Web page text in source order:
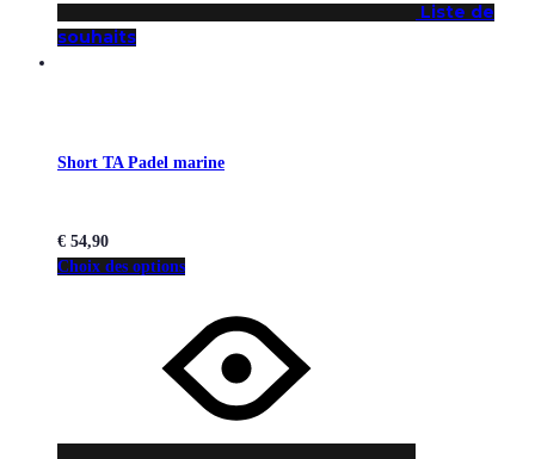
Liste de
souhaits
Short TA Padel marine
€ 54,90
Choix des options